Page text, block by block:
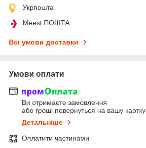
Укрпошта
Meest ПОШТА
Всі умови доставки
Умови оплати
Ви отримаєте замовлення
або гроші повернуться на вашу картку
Детальніше
Оплатити частинами